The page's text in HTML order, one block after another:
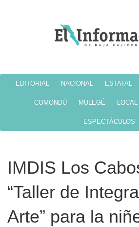
EDITORIAL NACIONAL ESTATAL
COMONDÚ MULEGÉ LOCAL
ESPECTÁCULOS
IMDIS Los
“Taller de
Arte” para la